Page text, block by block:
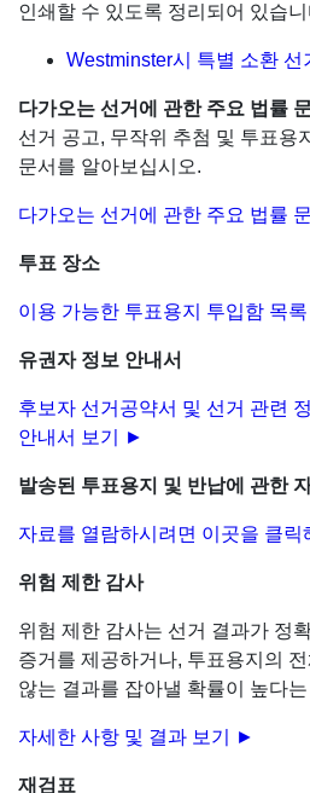
인쇄할 수 있도록 정리되어 있습니
Westminster시 특별 소환
다가오는 선거에 관한 주요 법률
선거 공고, 무작위 추첨 및 투표용
문서를 알아보십시오.
다가오는 선거에 관한 주요 법률
투표 장소
이용 가능한 투표용지 투입함 목
유권자 정보 안내서
후보자 선거공약서 및 선거 관련
안내서 보기 ►
발송된 투표용지 및 반납에 관한
자료를 열람하시려면 이곳을 클
위험 제한 감사
위험 제한 감사는 선거 결과가 정
증거를 제공하거나, 투표용지의
않는 결과를 잡아낼 확률이 높다
자세한 사항 및 결과 보기 ►
재검표